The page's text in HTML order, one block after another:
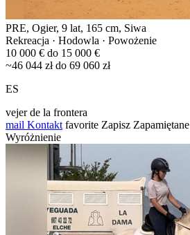
PRE, Ogier, 9 lat, 165 cm, Siwa
Rekreacja · Hodowla · Powożenie
10 000 € do 15 000 €
~46 044 zł do 69 060 zł
ES
vejer de la frontera
mail Kontakt favorite Zapisz Zapamiętane
Wyróżnienie